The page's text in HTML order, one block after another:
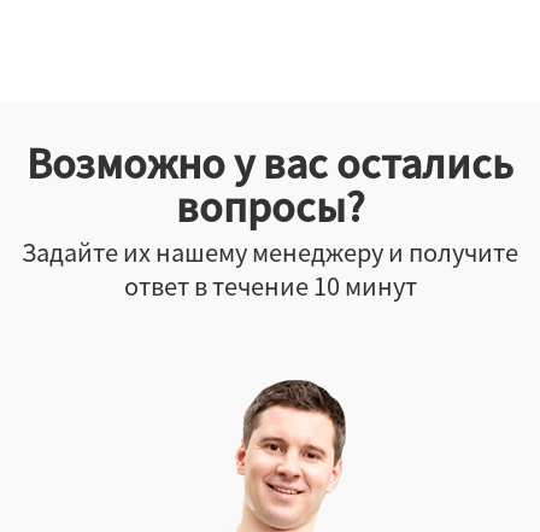
Возможно у вас остались
вопросы?
Задайте их нашему менеджеру и получите
ответ в течение 10 минут